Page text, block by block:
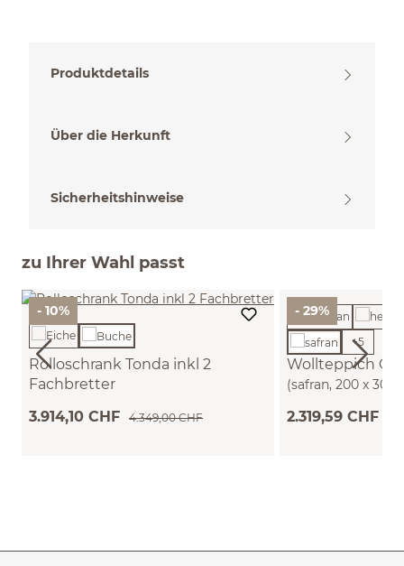
Produktdetails
Über die Herkunft
Sicherheitshinweise
zu Ihrer Wahl passt
- 10%
Rolloschrank Tonda inkl 2
Fachbretter
3.914,10 CHF 4.349,00 CHF
- 29%
Wollteppich
(safran, 200 x 300
+5
2.319,59 CHF